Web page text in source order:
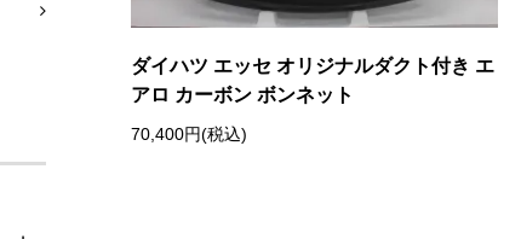
ダイハツ エッセ オリジナルダクト付き エ
アロ カーボン ボンネット
70,400円(税込)